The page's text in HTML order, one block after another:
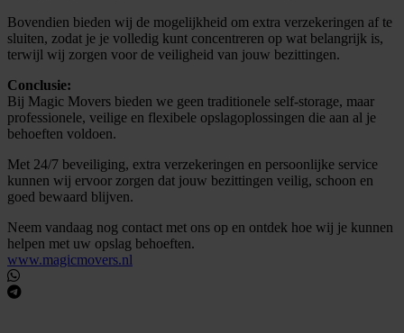
Bovendien bieden wij de mogelijkheid om extra verzekeringen af te
sluiten, zodat je je volledig kunt concentreren op wat belangrijk is,
terwijl wij zorgen voor de veiligheid van jouw bezittingen.
Conclusie:
Bij Magic Movers bieden we geen traditionele self-storage, maar
professionele, veilige en flexibele opslagoplossingen die aan al je
behoeften voldoen.
Met 24/7 beveiliging, extra verzekeringen en persoonlijke service
kunnen wij ervoor zorgen dat jouw bezittingen veilig, schoon en
goed bewaard blijven.
Neem vandaag nog contact met ons op en ontdek hoe wij je kunnen
helpen met uw opslag behoeften.
www.magicmovers.nl